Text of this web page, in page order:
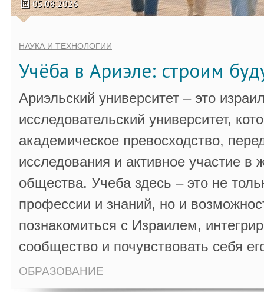
05.08.2026
НАУКА И ТЕХНОЛОГИИ
Учёба в Ариэле: строим
Ариэльский университет – это
исследовательский университет,
академическое превосходство,
исследования и активное участие в
общества. Учеба здесь – это не
профессии и знаний, но и
познакомиться с Израилем,
сообщество и почувствовать себя
ОБРАЗОВАНИЕ